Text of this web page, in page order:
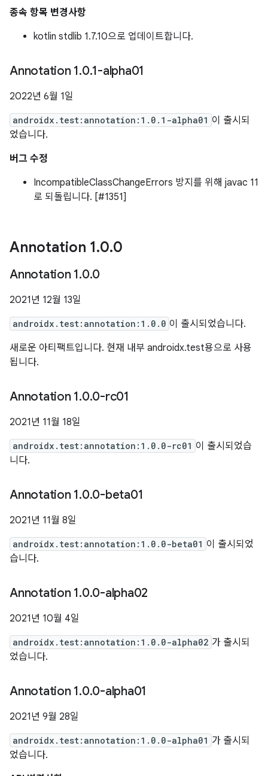
종속 항목 변경사항
kotlin stdlib 1.7.10으로 업데이트합니다.
Annotation 1.0.1-alpha01
2022년 6월 1일
androidx.test:annotation:1.0.1-alpha01 이 출시되
었습니다.
버그 수정
IncompatibleClassChangeErrors 방지를 위해 javac 11
로 되돌립니다. [#1351]
Annotation 1.0.0
Annotation 1.0.0
2021년 12월 13일
androidx.test:annotation:1.0.0 이 출시되었습니다.
새로운 아티팩트입니다. 현재 내부 androidx.test용으로 사용
됩니다.
Annotation 1.0.0-rc01
2021년 11월 18일
androidx.test:annotation:1.0.0-rc01 이 출시되었습
니다.
Annotation 1.0.0-beta01
2021년 11월 8일
androidx.test:annotation:1.0.0-beta01 이 출시되었
습니다.
Annotation 1.0.0-alpha02
2021년 10월 4일
androidx.test:annotation:1.0.0-alpha02 가 출시되
었습니다.
Annotation 1.0.0-alpha01
2021년 9월 28일
androidx.test:annotation:1.0.0-alpha01 가 출시되
었습니다.